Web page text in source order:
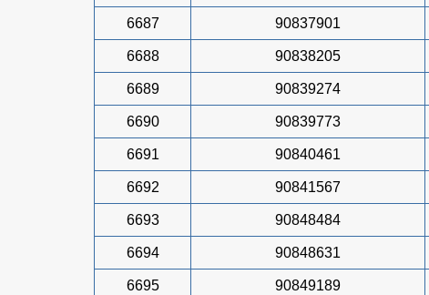
6687 90837901
6688 90838205
6689 90839274
6690 90839773
6691 90840461
6692 90841567
6693 90848484
6694 90848631
6695 90849189